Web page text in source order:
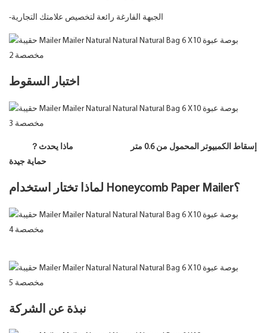
-الجبهة الفارغة رائعة لتخصيص علامتك التجارية
اختبار السقوط
إسقاط الكمبيوتر المحمول من 0.6 متر
ماذا يحدث？
حماية جيدة
لماذا تختار استخدام Honeycomb Paper Mailer؟
نبذة عن الشركة